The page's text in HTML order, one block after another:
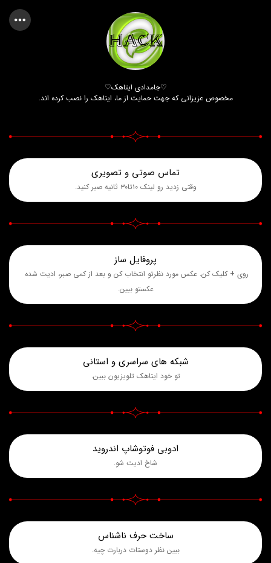
♡جامدادی ایتاهک♡
مخصوص عزیزانی که جهت حمایت از ما، ایتاهک را نصب کرده اند.
تماس صوتی و تصویری
وقتی زدید رو لینک ۱۰تا۳۰ ثانیه صبر کنید.
پروفایل ساز
عکستو ببین.
شبکه های سراسری و استانی
تو خود ایتاهک تلویزیون ببین.
ادوبی فوتوشاپ اندروید
شاخ ادیت شو.
ساخت حرف ناشناس
ببین نظر دوستات دربارت چیه.